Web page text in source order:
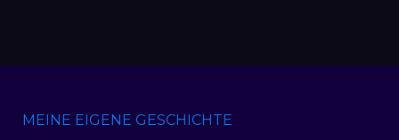
MEINE EIGENE GESCHICHTE